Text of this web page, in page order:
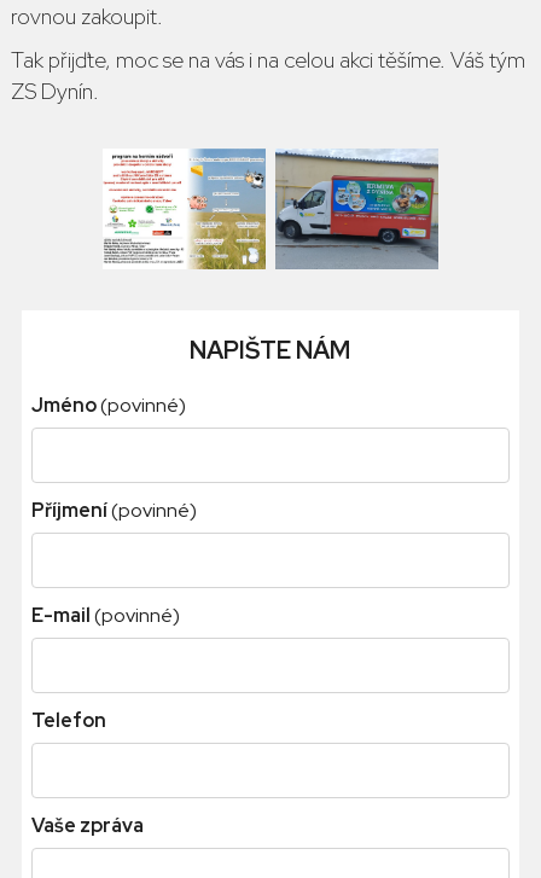
rovnou zakoupit.
Tak přijďte, moc se na vás i na celou akci těšíme. Váš tým
ZS Dynín.
NAPIŠTE NÁM
Jméno(povinné)
Příjmení(povinné)
E-mail(povinné)
Telefon
Vaše zpráva